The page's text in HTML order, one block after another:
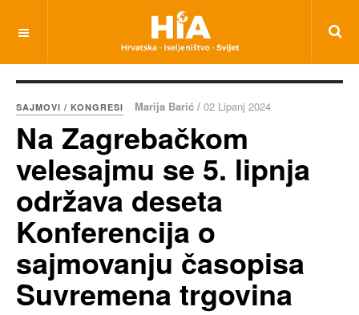
SAJMOVI / KONGRESI Marija Barić / 02 Lipanj 2024
Na Zagrebačkom
velesajmu se 5. lipnja
održava deseta
Konferencija o
sajmovanju časopisa
Suvremena trgovina